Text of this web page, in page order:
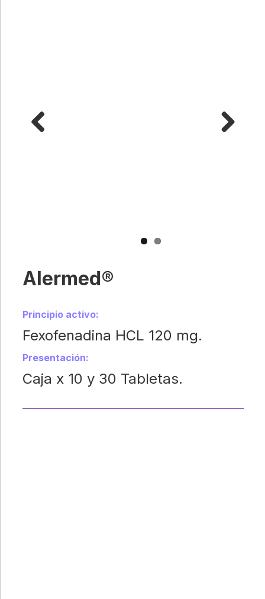
Alermed®
Principio activo:
Fexofenadina HCL 120 mg.
Presentación:
Caja x 10 y 30 Tabletas.